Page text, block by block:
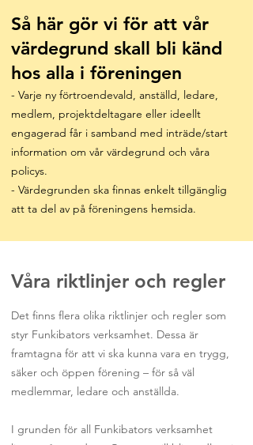
Så här gör vi för att vår
värdegrund skall bli känd
hos alla i föreningen
- Varje ny förtroendevald, anställd, ledare,
medlem, projektdeltagare eller ideellt
engagerad får i samband med inträde/start
information om vår värdegrund och våra
policys.
- Värdegrunden ska finnas enkelt tillgänglig
att ta del av på föreningens hemsida.
Våra riktlinjer och regler
Det finns flera olika riktlinjer och regler som
styr Funkibators verksamhet. Dessa är
framtagna för att vi ska kunna vara en trygg,
säker och öppen förening – för så väl
medlemmar, ledare och anställda.
I grunden för all Funkibators verksamhet